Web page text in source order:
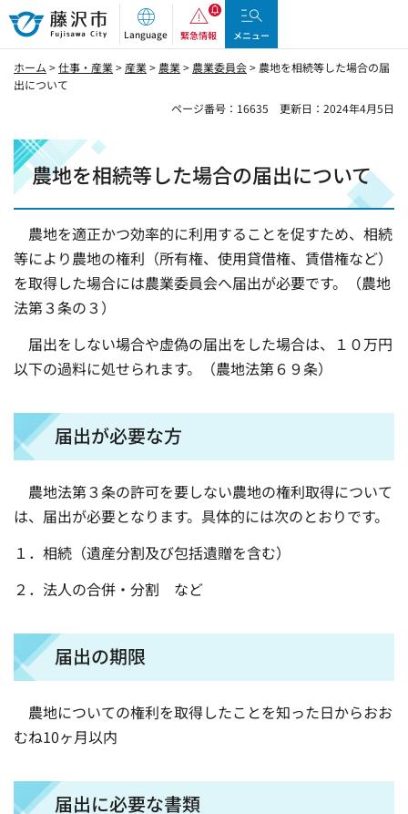
藤沢市
Language 緊急情報 メニュー
ホーム >仕事・産業> 産業> 農業> 農業委員会> 農地を相続等した場合の届
出について
ページ番号：16635
更新日：2024年4月5日
農地を相続等した場合の届出について
農地を適正かつ効率的に利用することを促すため、相続
等により農地の権利（所有権、使用貸借権、賃借権など）
を取得した場合には農業委員会へ届出が必要です。（農地
法第３条の３）
届出をしない場合や虚偽の届出をした場合は、１０万円
以下の過料に処せられます。（農地法第６９条）
届出が必要な方
農地法第３条の許可を要しない農地の権利取得について
は、届出が必要となります。具体的には次のとおりです。
１．相続（遺産分割及び包括遺贈を含む）
２．法人の合併・分割 など
届出の期限
農地についての権利を取得したことを知った日からおお
むね10ヶ月以内
届出に必要な書類